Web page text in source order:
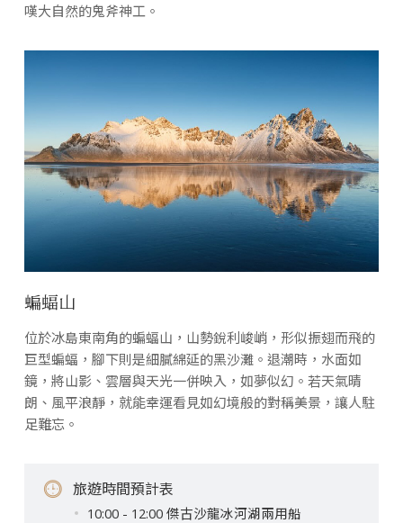
嘆大自然的鬼斧神工。
蝙蝠山
位於冰島東南角的蝙蝠山，山勢銳利峻峭，形似振翅而飛的
巨型蝙蝠，腳下則是細膩綿延的黑沙灘。退潮時，水面如
鏡，將山影、雲層與天光一併映入，如夢似幻。若天氣晴
朗、風平浪靜，就能幸運看見如幻境般的對稱美景，讓人駐
足難忘。
旅遊時間預計表
10:00 - 12:00 傑古沙龍冰河湖兩用船